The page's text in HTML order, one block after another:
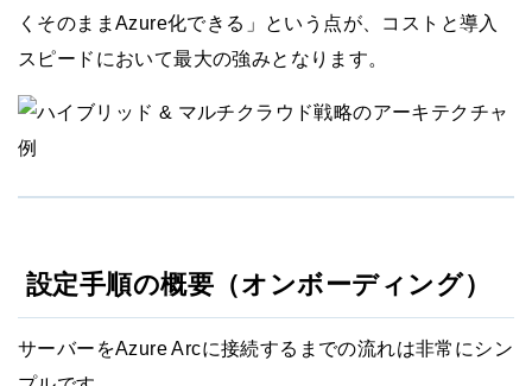
くそのままAzure化できる」という点が、コストと導入
スピードにおいて最大の強みとなります。
設定手順の概要（オンボーディング）
サーバーをAzure Arcに接続するまでの流れは非常にシン